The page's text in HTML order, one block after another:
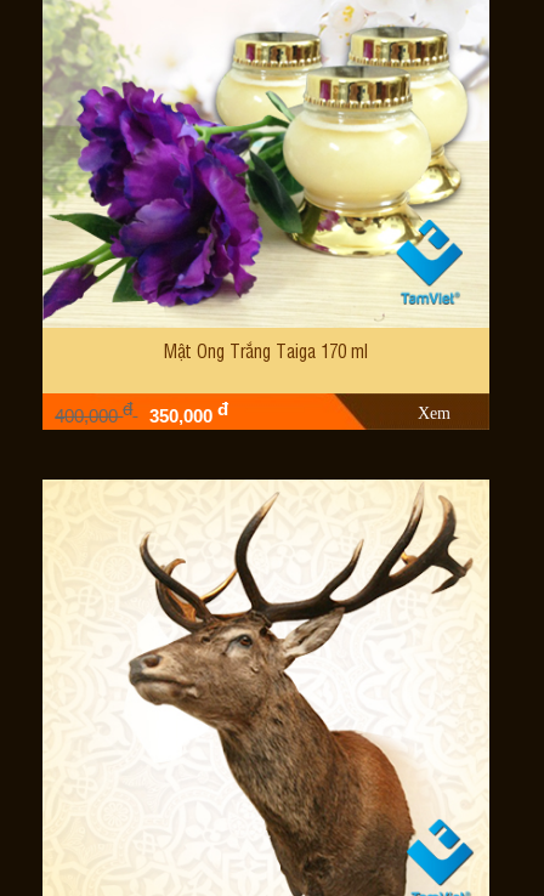
Mật Ong Trắng Taiga 170 ml
400,000đ 350,000đ Xem